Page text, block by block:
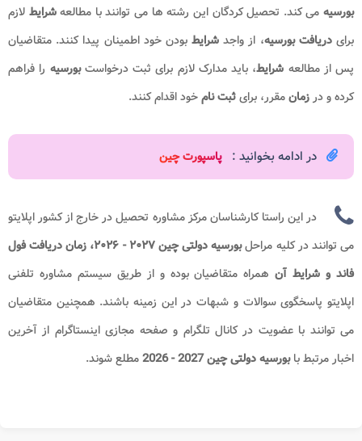
بورسیهمی کند. تحصیل کردگان این رشته ها می توانند با مطالعهشرایط لازم
برایدریافت بورسیه، از واجد شرایطبودن خود اطمینان پیدا کنند. متقاضیان
پس از مطالعه شرایط، باید مدارک لازم برای ثبت درخواستبورسیه را فراهم
کرده و درزمانمقرر، برایثبت نامخود اقدام کنند.
در ادامه بخوانید : پاسپورت چین​
در این راستا کارشناسان مرکز مشاوره تحصیل در خارج از کشور اپلایتو
می توانند در کلیه مراحل
بورسیه دولتی چین ۲۰۲۷ - ۲۰۲۶، زمان دریافت فول
فاند و شرایطآنهمراه متقاضیان بوده و از طریق سیستم مشاوره تلفنی
اپلایتو پاسخگوی سوالات و شبهات در این زمینه باشند. همچنین متقاضیان
می توانند با عضویت در کانال تلگرام و صفحه مجازی اینستاگرام از آخرین
اخبار مرتبط بابورسیه دولتی چین 2027 - 2026 مطلع شوند.